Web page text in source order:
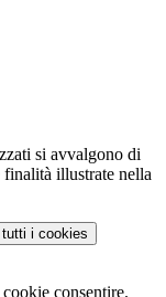
si avvalgono di
illustrate nella
i cookies
consentire.